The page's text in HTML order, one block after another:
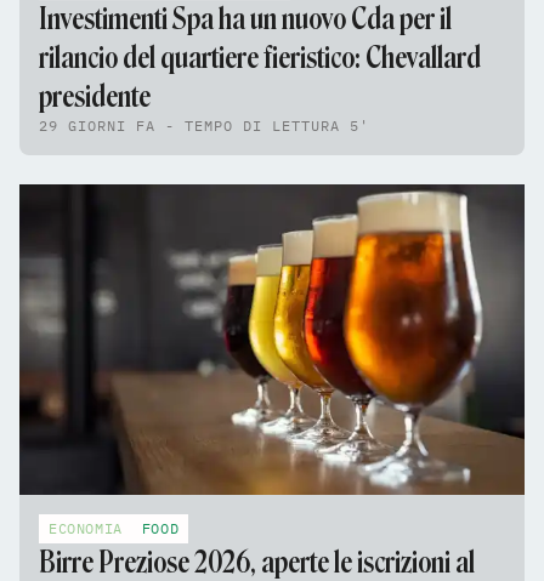
Investimenti Spa ha un nuovo Cda per il
rilancio del quartiere fieristico: Chevallard
presidente
29 GIORNI FA - TEMPO DI LETTURA 5'
ECONOMIA FOOD
Birre Preziose 2026, aperte le iscrizioni al